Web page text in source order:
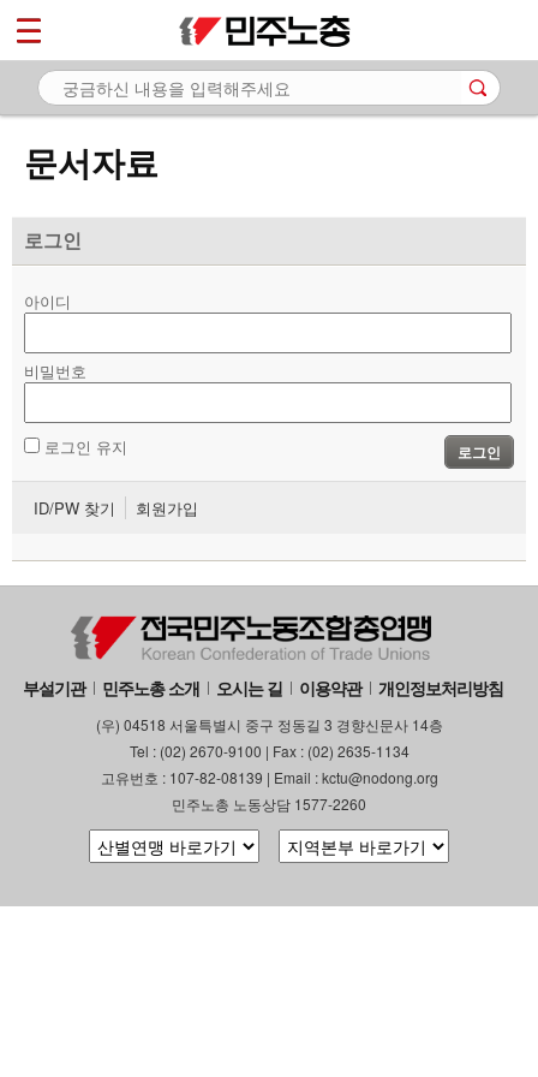
문서자료
로그인
아이디
비밀번호
로그인 유지 로그인
ID/PW 찾기 회원가입
부설기관 민주노총 소개 오시는 길 이용약관 개인정보처리방침
(우) 04518 서울특별시 중구 정동길 3 경향신문사 14층
Tel : (02) 2670-9100 | Fax : (02) 2635-1134
고유번호 : 107-82-08139 | Email : kctu@nodong.org
민주노총 노동상담 1577-2260
마이페이지
소개
노동상담
자료
- 미디어자료
- 카드뉴스
부설기관